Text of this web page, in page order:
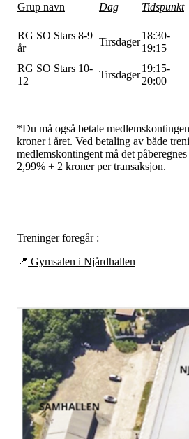
Grup navn Dag Tidspunkt
RG SO Stars 8-9
år
Tirsdager
18:30-
19:15
RG SO Stars 10-
12
Tirsdager
19:15-
20:00
*Du må også betale
kroner i året. Ved betaling av både
medlemskontingent må det
2,99% + 2 kroner per transaksjon.
Treninger foregår :
📍 Gymsalen i Njårdhallen